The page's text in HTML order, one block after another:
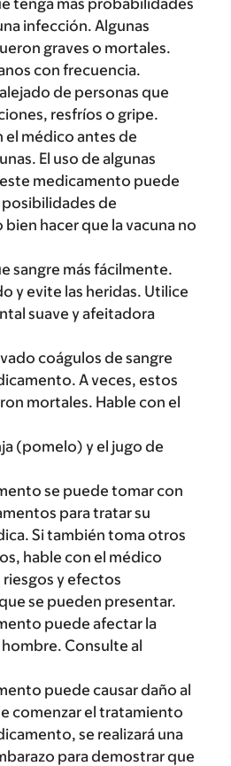
tenga más probabilidades
infección. Algunas
graves o mortales.
con frecuencia.
de personas que
resfríos o gripe.
el médico antes de
El uso de algunas
medicamento puede
de
hacer que la vacuna no
sangre más fácilmente.
y evite las heridas. Utilice
suave y afeitadora
coágulos de sangre
A veces, estos
mortales. Hable con el
(pomelo) y el jugo de
se puede tomar con
para tratar su
Si también toma otros
hable con el médico
riesgos y efectos
se pueden presentar.
puede afectar la
Consulte al
puede causar daño al
comenzar el tratamiento
se realizará una
para demostrar que